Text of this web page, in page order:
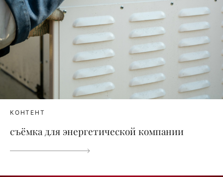
КОНТЕНТ
съёмка для энергетической компании